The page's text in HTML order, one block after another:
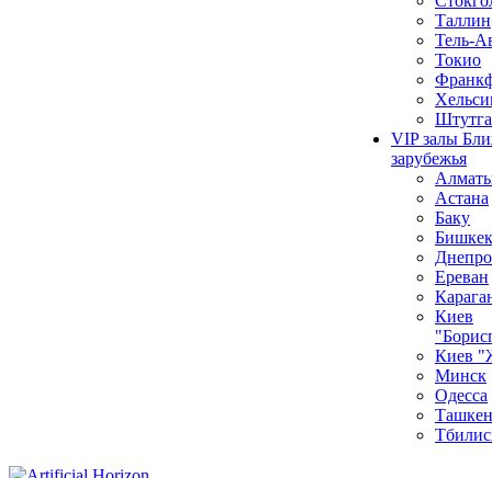
Таллин
Тель-
Токио
VIP залы
зарубежья
Астана
Баку
Бишкек
Ереван
Киев
Киев
Минск
Одесса